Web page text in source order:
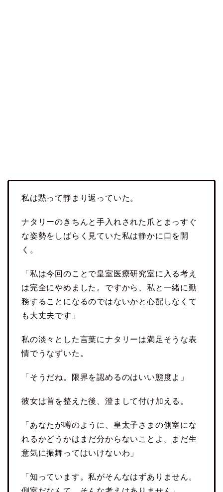
私は黙って静まり返っていた。
ナタリーのきちんと手入れされた爪とまっすぐ
な姿勢をしばらく見ていた私は静かに口を開
く。
「私は今回のことで皇室医療研究室に入る考え
は完全にやめました。ですから、私と一緒に勤
務することになるのではないかと心配しなくて
も大丈夫です」
私の淡々とした言葉にナタリーは満足そうな表
情でうなずいた。
「そうだね。限界を認めるのはいい態度よ」
彼女は首を整えた後、澄まして付け加える。
「あなたが噂のように、皇太子さまの側室にな
れるかどうかはまだ分からないことよ。まだ生
意気に振舞ってはいけないわ」
「知っています。私がそんなはずありません。